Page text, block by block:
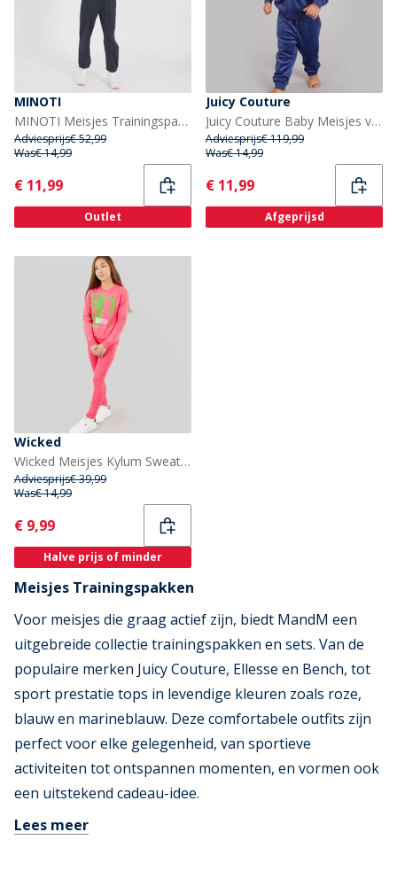
MINOTI
MINOTI Meisjes Trainingspakken Grijs
Adviesprijs€ 52,99
Was€ 14,99
Current
€ 11,99
Outlet
Juicy Couture
Juicy Couture Baby Meisjes velours hart logo trainingspak blauw
Adviesprijs€ 119,99
Was€ 14,99
Current
€ 11,99
Afgeprijsd
Wicked
Wicked Meisjes Kylum Sweatshirt En Legging Trainingspak Camilla
Adviesprijs€ 39,99
Was€ 14,99
Current
€ 9,99
Halve prijs of minder
Meisjes Trainingspakken
Voor meisjes die graag actief zijn, biedt MandM een
uitgebreide collectie trainingspakken en sets. Van de
populaire merken Juicy Couture, Ellesse en Bench, tot
sport prestatie tops in levendige kleuren zoals roze,
blauw en marineblauw. Deze comfortabele outfits zijn
perfect voor elke gelegenheid, van sportieve
activiteiten tot ontspannen momenten, en vormen ook
een uitstekend cadeau-idee.
Lees meer